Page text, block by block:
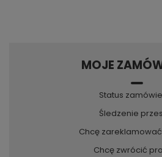
MOJE
Status
Śledzenie
Chcę
Chcę zwrócić